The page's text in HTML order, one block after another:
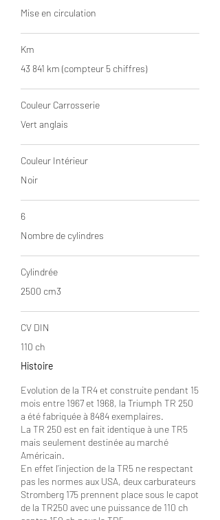
Mise en circulation
Km
43 841 km (compteur 5 chiffres)
Couleur Carrosserie
Vert anglais
Couleur Intérieur
Noir
6
Nombre de cylindres
Cylindrée
2500 cm3
CV DIN
110 ch
Histoire
Evolution de la TR4 et construite pendant 15
mois entre 1967 et 1968, la Triumph TR 250
a été fabriquée à 8484 exemplaires.
La TR 250 est en fait identique à une TR5
mais seulement destinée au marché
Américain.
En effet l’injection de la TR5 ne respectant
pas les normes aux USA, deux carburateurs
Stromberg 175 prennent place sous le capot
de la TR250 avec une puissance de 110 ch